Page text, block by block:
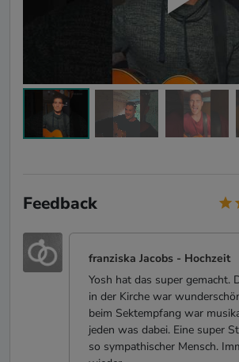
Feedback
franziska Jacobs - Hochzeit
Yosh hat das super gemacht.
in der Kirche war
beim Sektempfang war
jeden was dabei. Eine super
so sympathischer Mensch.